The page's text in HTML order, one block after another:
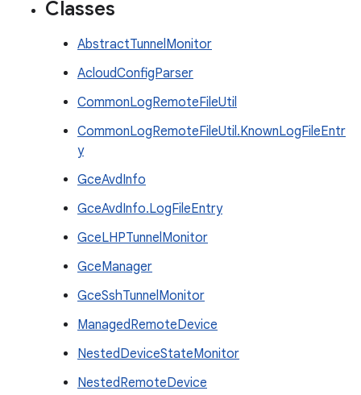
Classes
AbstractTunnelMonitor
AcloudConfigParser
CommonLogRemoteFileUtil
CommonLogRemoteFileUtil.KnownLogFileEntr
y
GceAvdInfo
GceAvdInfo.LogFileEntry
GceLHPTunnelMonitor
GceManager
GceSshTunnelMonitor
ManagedRemoteDevice
NestedDeviceStateMonitor
NestedRemoteDevice